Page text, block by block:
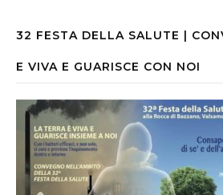
32 FESTA DELLA SALUTE |
E VIVA E GUARISCE CON NOI